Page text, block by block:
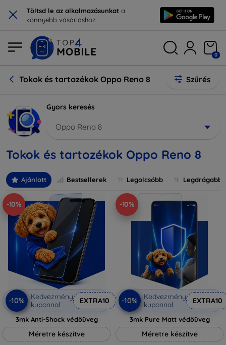
× Töltsd le az alkalmazásunkat a
könnyebb vásárláshoz.
0
Tokok és tartozékok Oppo Reno 8 Szűrés
Gyors keresés
Oppo Reno 8
Tokok és tartozékok Oppo Reno 8
Ajánlott Bestsellerek Legolcsóbb Legdrágabb
-10%
-10%
Kedvezmény
kuponnal
EXTRA10
3mk Anti-Shock védőüveg
Méretre készítve
-10%
-10%
Kedvezmény
kuponnal
EXTRA10
3mk Pure Matt védőüveg
Méretre készítve